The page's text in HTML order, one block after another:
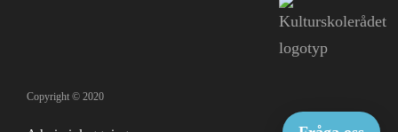
Copyright © 2020